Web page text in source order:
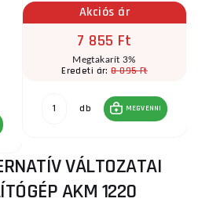
Akciós ár
7 855 Ft
Megtakarít 3%
Eredeti ár:8 095 Ft
db MEGVENNI
VÁLTOZATAI
AKM 1220